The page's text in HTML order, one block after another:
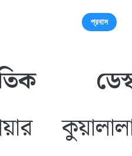
প্রবাস